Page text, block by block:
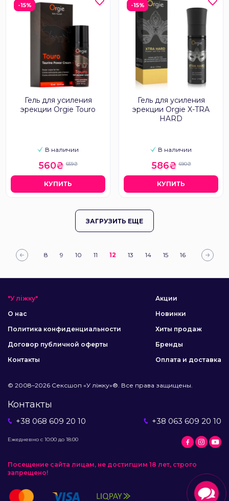
-15%
Гель для усиления
эрекции Orgie Touro
В наличии
560₴ 659₴
КУПИТЬ
-15%
Гель для усиления
эрекции Orgie X-TRA
HARD
В наличии
586₴ 690₴
КУПИТЬ
ЗАГРУЗИТЬ ЕЩЕ
8 9 10 11 12 13 14 15 16
"У ліжку"
О нас
Политика конфиденциальности
Договор публичной оферты
Контакты
Акции
Новинки
Хиты продаж
Бренды
Оплата и доставка
© 2008–2026 Сексшоп «У ліжку»®. Все права защищены.
Контакты
+38 068 609 20 10 +38 063 609 20 10
Ежедневно с 10:00 до 18:00
Посещение сайта лицам, не достигшим 18 лет, строго
запрещено!